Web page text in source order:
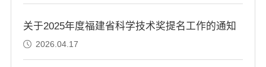
关于2025年度福建省科学技术奖提名工作的通知
2026.04.17